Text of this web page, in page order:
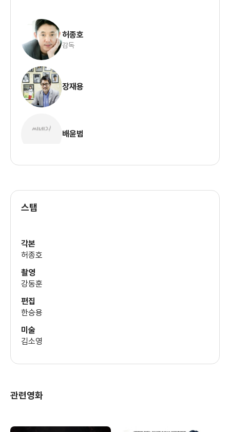
허종호
감독
장재용
배윤범
스탭
각본
허종호
촬영
강동훈
편집
한승용
미술
김소영
관련영화